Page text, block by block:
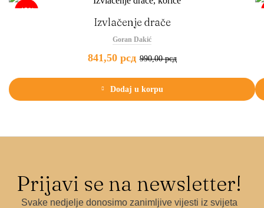
-15%
Izvlačenje drače
Goran Dakić
990,00рсд
841,50 рсд
Dodaj u korpu
Prijavi se na newsletter!
Svake nedjelje donosimo zanimljive vijesti iz svijeta